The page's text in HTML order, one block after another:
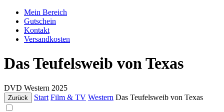
Mein Bereich
Gutschein
Kontakt
Versandkosten
Das Teufelsweib von Texas
DVD Western 2025
Zurück Start Film & TV Western Das Teufelsweib von Texas